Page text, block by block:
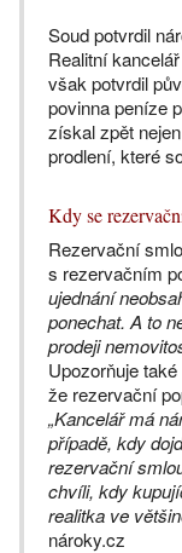
Soud potvrdil
Realitní
však potvrdil
povinna peníze
získal zpět
prodlení, které
Kdy se
Rezervační
s rezervačním
ujednání
ponechat. A to
prodeji
Upozorňuje
že rezervační
„Kancelář má
případě, kdy
rezervační
chvíli, kdy
realitka ve
nároky.cz